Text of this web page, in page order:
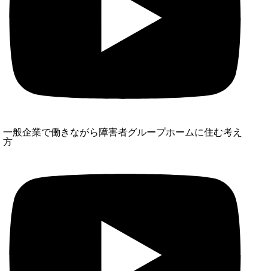
一般企業で働きながら障害者グループホームに住む考え
方